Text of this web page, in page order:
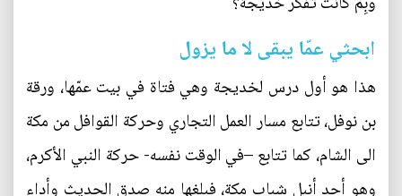
ابحثي عمّا يبقى لا ما يزول
هذا هو أول درس لخديجة وهي فتاة في بيت عمّها، ورقة
بن نوفل، تتابع مسار العمل التجاري وحركة القوافل من مكة
الى الشام، كما تتابع –في الوقت نفسه- حركة النبي الأكرم،